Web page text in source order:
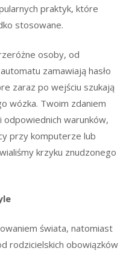
praktyk, które
stosowane.
osoby, od
zamawiają hasło
zaraz po wejściu szukają
wózka. Twoim zdaniem
odpowiednich warunków,
przy komputerze lub
krzyku znudzonego
świata, natomiast
rodzicielskich obowiązków